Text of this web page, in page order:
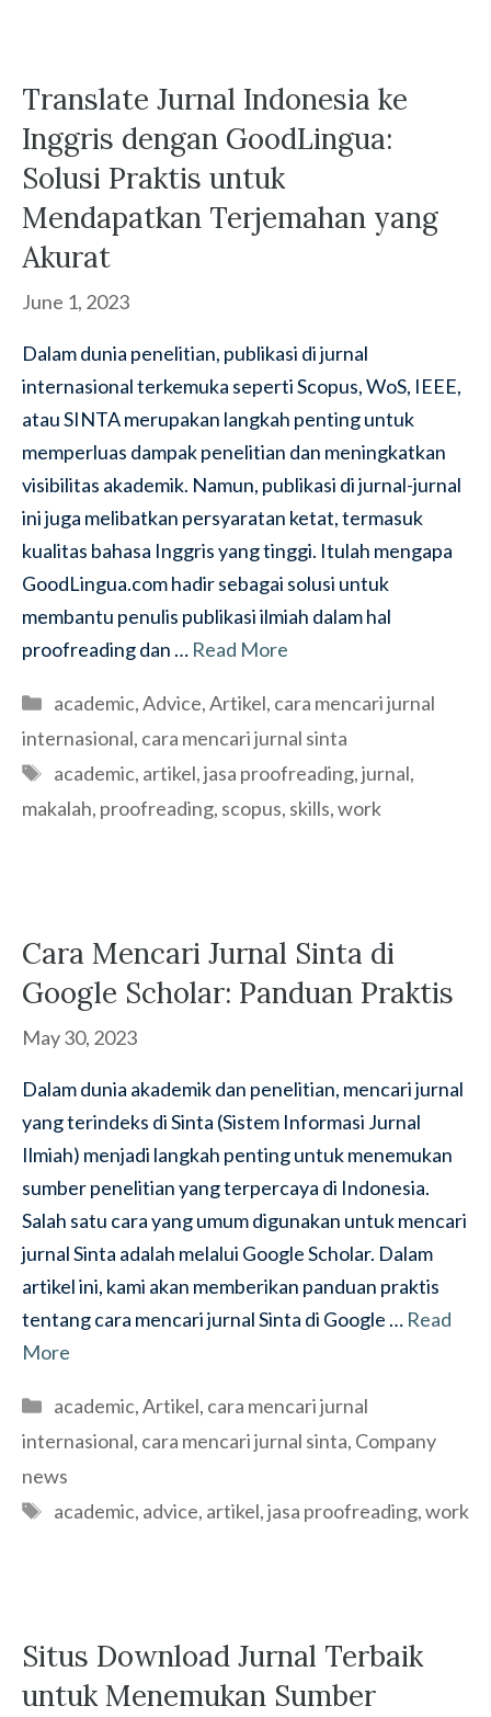
Translate Jurnal Indonesia ke
Inggris dengan GoodLingua:
Solusi Praktis untuk
Mendapatkan Terjemahan yang
Akurat
June 1, 2023
Dalam dunia penelitian, publikasi di jurnal
internasional terkemuka seperti Scopus, WoS, IEEE,
atau SINTA merupakan langkah penting untuk
memperluas dampak penelitian dan meningkatkan
visibilitas akademik. Namun, publikasi di jurnal-jurnal
ini juga melibatkan persyaratan ketat, termasuk
kualitas bahasa Inggris yang tinggi. Itulah mengapa
GoodLingua.com hadir sebagai solusi untuk
membantu penulis publikasi ilmiah dalam hal
proofreading dan … Read More
Categories
academic,Advice,Artikel, cara mencari jurnal
internasional, cara mencari jurnal sinta
Tags
academic, artikel,jasa proofreading,jurnal,
makalah, proofreading, scopus, skills,work
Cara Mencari Jurnal Sinta di
Google Scholar: Panduan Praktis
May 30, 2023
Dalam dunia akademik dan penelitian, mencari jurnal
yang terindeks di Sinta (Sistem Informasi Jurnal
Ilmiah) menjadi langkah penting untuk menemukan
sumber penelitian yang terpercaya di Indonesia.
Salah satu cara yang umum digunakan untuk mencari
jurnal Sinta adalah melalui Google Scholar. Dalam
artikel ini, kami akan memberikan panduan praktis
tentang cara mencari jurnal Sinta di Google … Read
More
Categories
academic,Artikel, cara mencari jurnal
internasional, cara mencari jurnal sinta, Company
news
Tags
academic, advice, artikel,jasa proofreading,work
Situs Download Jurnal Terbaik
untuk Menemukan Sumber